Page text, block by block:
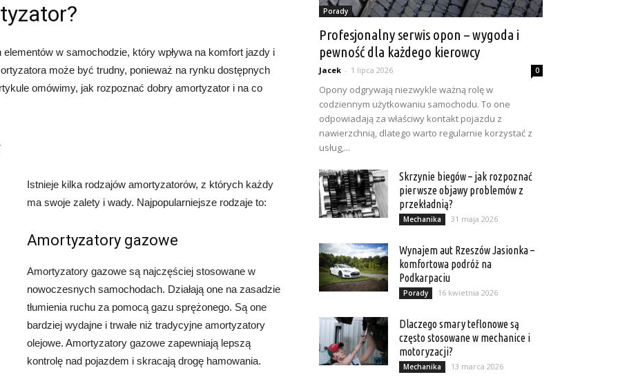
w samochodzie, który wpływa na komfort jazdy i
może być trudny, ponieważ na rynku dostępnych
omówimy, jak rozpoznać dobry amortyzator i na co
Istnieje kilka rodzajów amortyzatorów, z których każdy
ma swoje zalety i wady. Najpopularniejsze rodzaje to:
Amortyzatory gazowe
Amortyzatory gazowe są najczęściej stosowane w
nowoczesnych samochodach. Działają one na zasadzie
tłumienia ruchu za pomocą gazu sprężonego. Są one
bardziej wydajne i trwałe niż tradycyjne amortyzatory
olejowe. Amortyzatory gazowe zapewniają lepszą
kontrolę nad pojazdem i skracają drogę hamowania.
Porady
Profesjonalny serwis opon – wygoda i
pewność dla każdego kierowcy
Jacek - 1 lipca 2026 0
Opony odgrywają niezwykle ważną rolę w
codziennym użytkowaniu samochodu. To one
odpowiadają za właściwy kontakt pojazdu z
nawierzchnią, dlatego warto regularnie korzystać z
usług,...
Skrzynie biegów – jak rozpoznać
pierwsze objawy problemów z
przekładnią?
Mechanika 31 maja 2026
Wynajem aut Rzeszów Jasionka –
komfortowa podróż na
Podkarpaciu
Porady 16 kwietnia 2026
Dlaczego smary teflonowe są
często stosowane w mechanice i
motoryzacji?
Mechanika 13 marca 2026